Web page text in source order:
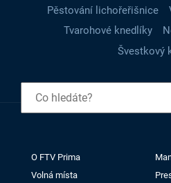
Pěstování lichořeřišnice
Tvarohové knedlíky
Švestkový
O FTV Prima
Volná místa